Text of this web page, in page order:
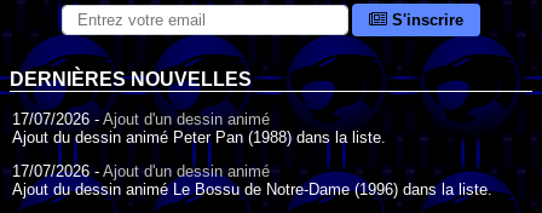
S'inscrire
DERNIÈRES NOUVELLES
17/07/2026 -Ajout d'un dessin animé
Ajout du dessin animé Peter Pan (1988) dans la liste.
17/07/2026 -Ajout d'un dessin animé
Ajout du dessin animé Le Bossu de Notre-Dame (1996) dans la liste.